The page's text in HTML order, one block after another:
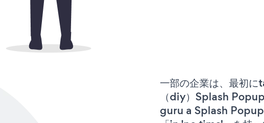
一部の企業は、最初
（diy）Splash
guru a Splash Popup